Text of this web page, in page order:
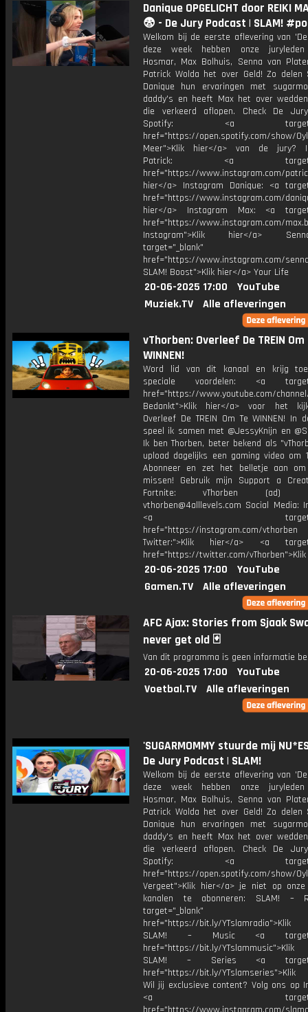
Danique OPGELICHT door REIKI
😨 - De Jury Podcast | SLAM!
Welkom bij de eerste aflevering van
deze week hebben onze juryleden
Hosmar, Max Bolhuis, Senna van
Patrick Wolda het over Geld! Zo delen
Danique hun ervaringen met
daddy's en heeft Max het over
die verkeerd aflopen. Check De
Spotify: <a
href="https://open.spotify.com/show/
Meer">Klik hier</a> van de jury?
Patrick: <a
href="https://www.instagram.com/
hier</a> Instagram Danique: <a
href="https://www.instagram.com/
hier</a> Instagram Max: <a
href="https://www.instagram.com/
Instagram">Klik hier</a>
target="_blank"
href="https://www.instagram.com/
SLAM! Boost">Klik hier</a> Your Life
20-06-2025 17:00
YouTube
Muziek.TV
Alle afleveringen
vThorben: Overleef De TREIN Om
WINNEN!
Word lid van dit kanaal en krijg
speciale voordelen: <a
href="https://www.youtube.com/channel/
Bedankt">Klik hier</a> voor het
Overleef De TREIN Om Te WINNEN! In
speel ik samen met @JessyKnijn en
Ik ben Thorben, beter bekend als
upload dagelijks een gaming video om
Abonneer en zet het belletje aan
missen! Gebruik mijn Support a
Fortnite: vThorben (ad)
vthorben@4alllevels.com Social Media:
<a
href="https://instagram.com/vthorben
Twitter:">Klik hier</a> <a
href="https://twitter.com/
20-06-2025 17:00
YouTube
Gamen.TV
Alle afleveringen
AFC Ajax: Stories from Sjaak
never get old 🃏
Van dit programma is geen informatie
20-06-2025 17:00
YouTube
Voetbal.TV
Alle afleveringen
'SUGARMOMMY stuurde mij
De Jury Podcast | SLAM!
Welkom bij de eerste aflevering van
deze week hebben onze juryleden
Hosmar, Max Bolhuis, Senna van
Patrick Wolda het over Geld! Zo delen
Danique hun ervaringen met
daddy's en heeft Max het over
die verkeerd aflopen. Check De
Spotify: <a
href="https://open.spotify.com/show/
Vergeet">Klik hier</a> je niet op onze
kanalen te abonneren: SLAM! –
target="_blank"
href="https://bit.ly/
SLAM! – Music <a
href="https://bit.ly/
SLAM! – Series <a
href="https://bit.ly/
Wil jij exclusieve content? Volg ons op
<a